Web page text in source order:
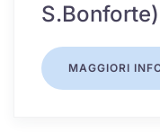
S.Bonforte)
MAGGIORI